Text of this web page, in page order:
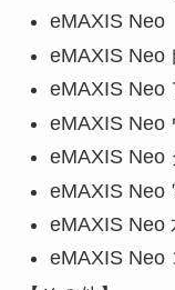
eMAXIS Neo
eMAXIS Neo
eMAXIS Neo
eMAXIS Neo
eMAXIS Neo
eMAXIS Neo
eMAXIS Neo
eMAXIS Neo